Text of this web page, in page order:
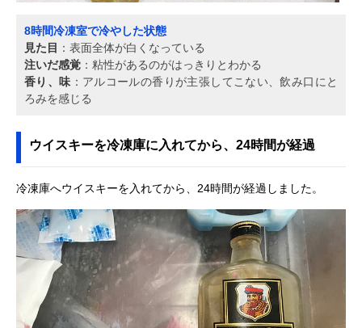
8時間冷凍室で冷やした状態
見た目 ：表面全体が白くなっている
注いだ感覚 ：粘性があるのがはっきりとわかる
香り、味 ：アルコールの香りが主張してこない、飲み口にと
ろみを感じる
ウイスキーを冷凍庫に入れてから、24時間が経過
冷凍庫へウイスキーを入れてから、24時間が経過しました。